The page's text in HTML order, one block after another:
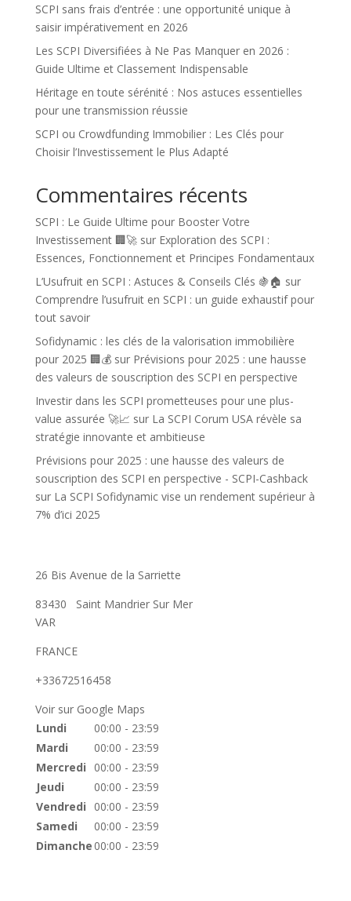
SCPI sans frais d’entrée : une opportunité unique à
saisir impérativement en 2026
Les SCPI Diversifiées à Ne Pas Manquer en 2026 :
Guide Ultime et Classement Indispensable
Héritage en toute sérénité : Nos astuces essentielles
pour une transmission réussie
SCPI ou Crowdfunding Immobilier : Les Clés pour
Choisir l’Investissement le Plus Adapté
Commentaires récents
SCPI : Le Guide Ultime pour Booster Votre
Investissement 🏢🚀sur Exploration des SCPI :
Essences, Fonctionnement et Principes Fondamentaux
L’Usufruit en SCPI : Astuces & Conseils Clés 🍇🏠 sur
Comprendre l’usufruit en SCPI : un guide exhaustif pour
tout savoir
Sofidynamic : les clés de la valorisation immobilière
pour 2025 🏢💰sur Prévisions pour 2025 : une hausse
des valeurs de souscription des SCPI en perspective
Investir dans les SCPI prometteuses pour une plus-
value assurée 🚀📈 sur La SCPI Corum USA révèle sa
stratégie innovante et ambitieuse
Prévisions pour 2025 : une hausse des valeurs de
souscription des SCPI en perspective - SCPI-Cashback
sur La SCPI Sofidynamic vise un rendement supérieur à
7% d’ici 2025
26 Bis Avenue de la Sarriette
83430
Saint Mandrier Sur Mer
VAR
FRANCE
+33672516458
Voir sur Google Maps
Lundi
00:00 - 23:59
Mardi
00:00 - 23:59
Mercredi
00:00 - 23:59
Jeudi
00:00 - 23:59
Vendredi
00:00 - 23:59
Samedi
00:00 - 23:59
Dimanche 00:00 - 23:59